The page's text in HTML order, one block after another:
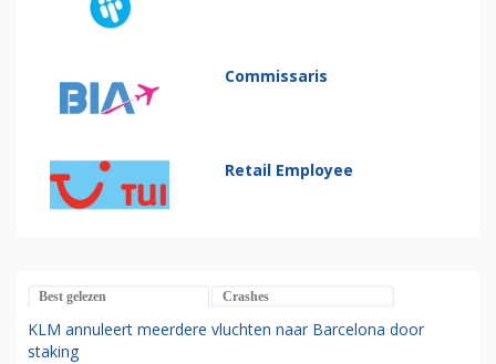
Commissaris
Retail Employee
Best gelezen Crashes
KLM annuleert meerdere vluchten naar Barcelona door
staking